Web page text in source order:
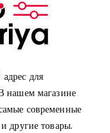
для
нашем магазине
современные
другие товары.